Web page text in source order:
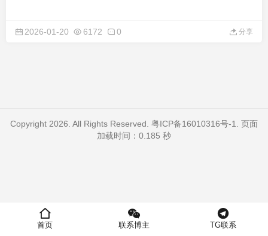
2026-01-20 6172 0 分享
Copyright 2026. All Rights Reserved. 粤ICP备16010316号-1
. 页面
加载时间：0.185 秒
首页 联系博主 TG联系